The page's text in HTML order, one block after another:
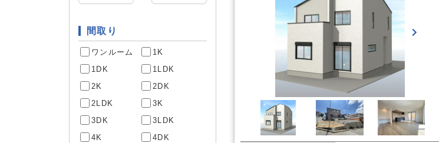
間取り
ワンルーム
1K
1DK
1LDK
2K
2DK
2LDK
3K
3DK
3LDK
4K
4DK
部屋構造 LDK15畳以上
駐車場 駐車場2台以上
庭